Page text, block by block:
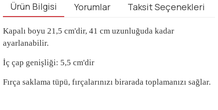
Ürün Bilgisi Yorumlar Taksit Seçenekleri
Kapalı boyu 21,5 cm'dir, 41 cm uzunluğuda kadar
ayarlanabilir.
İç çap genişliği: 5,5 cm'dir
Fırça saklama tüpü, fırçalarınızı birarada toplamanızı sağlar.